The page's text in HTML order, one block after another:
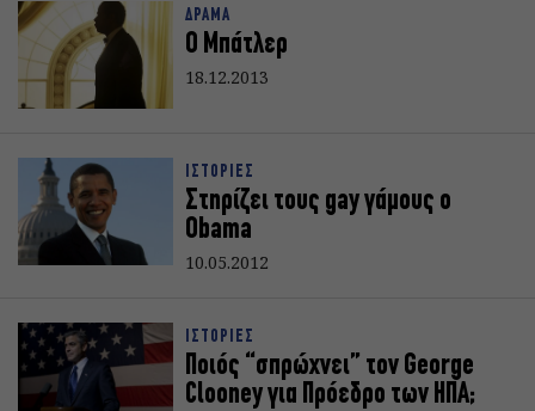
ΔΡΑΜΑ
Ο Μπάτλερ
18.12.2013
ΙΣΤΟΡΙΕΣ
Στηρίζει τους gay γάμους ο
Obama
10.05.2012
ΙΣΤΟΡΙΕΣ
Ποιός “σπρώχνει” τον George
Clooney για Πρόεδρο των ΗΠΑ;